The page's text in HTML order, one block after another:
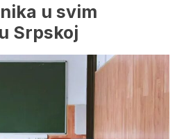
u svim
Srpskoj